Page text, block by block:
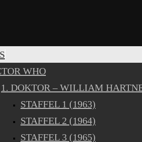
WHO
1. DOKTOR – WILLIAM
STAFFEL 1 (1963)
STAFFEL 2 (1964)
STAFFEL 3 (1965)